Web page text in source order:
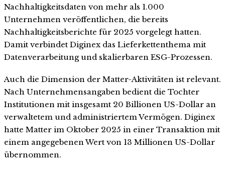
Nachhaltigkeitsdaten von mehr als 1.000
Unternehmen veröffentlichen, die bereits
Nachhaltigkeitsberichte für 2025 vorgelegt hatten.
Damit verbindet Diginex das Lieferkettenthema mit
Datenverarbeitung und skalierbaren ESG-Prozessen.
Auch die Dimension der Matter-Aktivitäten ist relevant.
Nach Unternehmensangaben bedient die Tochter
Institutionen mit insgesamt 20 Billionen US-Dollar an
verwaltetem und administriertem Vermögen. Diginex
hatte Matter im Oktober 2025 in einer Transaktion mit
einem angegebenen Wert von 13 Millionen US-Dollar
übernommen.